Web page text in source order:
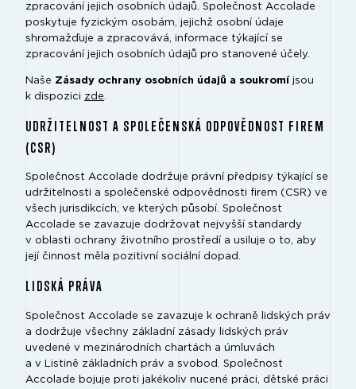
zpracování jejich osobních údajů. Společnost Accolade
poskytuje fyzickým osobám, jejichž osobní údaje
shromažďuje a zpracovává, informace týkající se
zpracování jejich osobních údajů pro stanovené účely.
Naše Zásady ochrany osobních údajů a soukromí jsou
k dispozici zde.
UDRŽITELNOST A SPOLEČENSKÁ ODPOVĚDNOST FIREM
(CSR)
Společnost Accolade dodržuje právní předpisy týkající se
udržitelnosti a společenské odpovědnosti firem (CSR) ve
všech jurisdikcích, ve kterých působí. Společnost
Accolade se zavazuje dodržovat nejvyšší standardy
v oblasti ochrany životního prostředí a usiluje o to, aby
její činnost měla pozitivní sociální dopad.
LIDSKÁ PRÁVA
Společnost Accolade se zavazuje k ochraně lidských práv
a dodržuje všechny základní zásady lidských práv
uvedené v mezinárodních chartách a úmluvách
a v Listině základních práv a svobod. Společnost
Accolade bojuje proti jakékoliv nucené práci, dětské práci